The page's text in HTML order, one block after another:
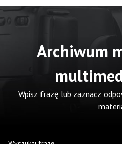
Archiwum
Wpisz frazę lub zaznacz